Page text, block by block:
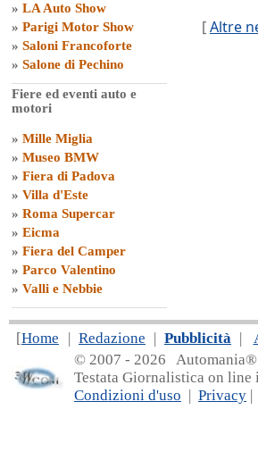
» LA Auto Show
» Parigi Motor Show
» Saloni Francoforte
» Salone di Pechino
Fiere ed eventi auto e
motori
» Mille Miglia
» Museo BMW
» Fiera di Padova
» Villa d'Este
» Roma Supercar
» Eicma
» Fiera del Camper
» Parco Valentino
» Valli e Nebbie
[Altre
[Home | Redazione | Pubblicità |
© 2007 - 2026 Automania®
Testata Giornalistica on
Condizioni d'uso | Privacy